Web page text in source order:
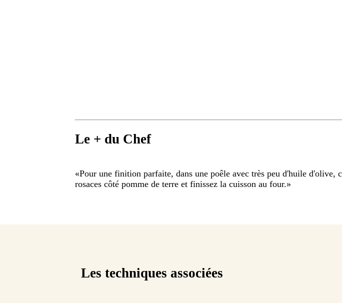
Le + du Chef
«Pour une finition parfaite, dans une poêle avec très peu d'huile d'olive,
rosaces côté pomme de terre et finissez la cuisson au four.»
Les techniques associées